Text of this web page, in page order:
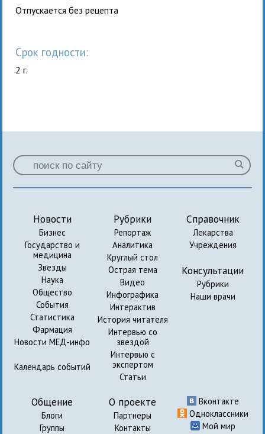
Отпускается без рецепта
Срок годности:
2 г.
Новости
Бизнес
Государство и
медицина
Звезды
Наука
Общество
События
Статистика
Фармация
Новости МЕД-инфо
Календарь событий
Рубрики
Репортаж
Аналитика
Круглый стол
Острая тема
Видео
Инфографика
Интерактив
История читателя
Интервью со
звездой
Интервью с
экспертом
Статьи
Справочник
Лекарства
Учреждения
Консультации
Рубрики
Наши врачи
Общение
Блоги
Группы
О проекте
Партнеры
Контакты
Вконтакте
Одноклассники
Мой мир